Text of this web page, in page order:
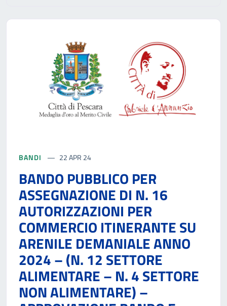
BANDI 22 APR 24
BANDO PUBBLICO PER
ASSEGNAZIONE DI N. 16
AUTORIZZAZIONI PER
COMMERCIO ITINERANTE SU
ARENILE DEMANIALE ANNO
2024 – (N. 12 SETTORE
ALIMENTARE – N. 4 SETTORE
NON ALIMENTARE) –